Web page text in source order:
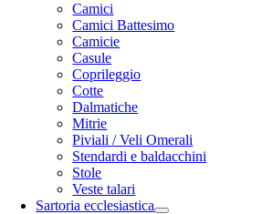
Camici
Camici Battesimo
Camicie
Casule
Coprileggio
Cotte
Dalmatiche
Mitrie
Piviali / Veli Omerali
Stendardi e baldacchini
Stole
Veste talari
Sartoria ecclesiastica